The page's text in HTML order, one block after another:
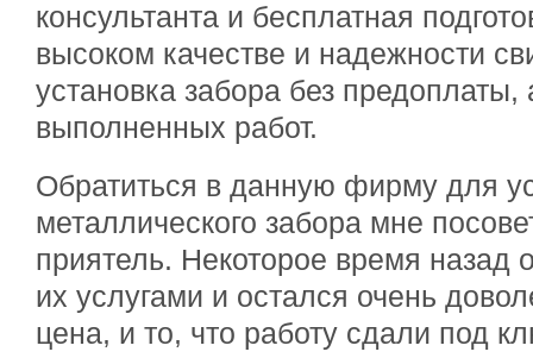
консультанта и бесплатная
высоком качестве и надежности
установка забора без предоплаты,
выполненных работ.
Обратиться в данную фирму для
металлического забора мне
приятель. Некоторое время назад
их услугами и остался очень
цена, и то, что работу сдали под